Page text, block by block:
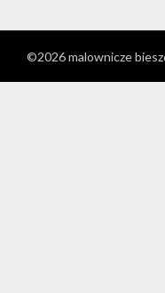
©2026 malownicze